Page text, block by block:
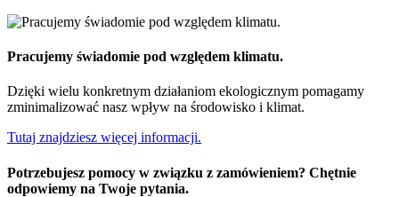
Pracujemy świadomie pod względem klimatu.
Dzięki wielu konkretnym działaniom ekologicznym pomagamy
zminimalizować nasz wpływ na środowisko i klimat.
Tutaj znajdziesz więcej informacji.
Potrzebujesz pomocy w związku z zamówieniem? Chętnie
odpowiemy na Twoje pytania.